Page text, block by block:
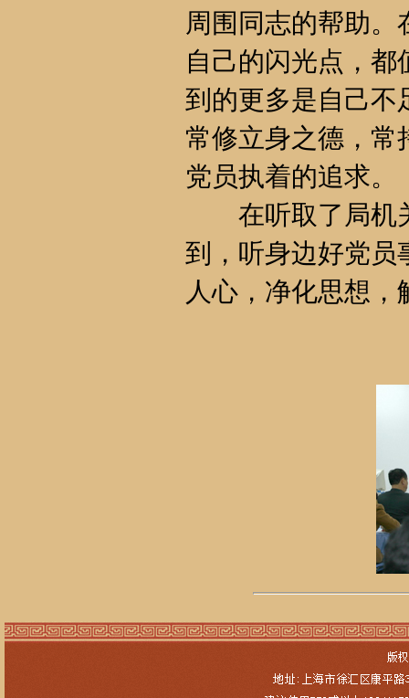
周围同志的帮助
自己的闪光点，
到的更多是自己不
常修立身之德，
党员执着的追求。
在听取了局机关
到，听身边好党员
人心，净化思想